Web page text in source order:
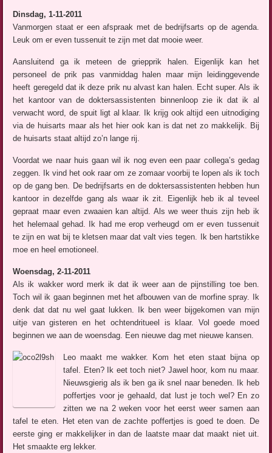
Dinsdag, 1-11-2011
Vanmorgen staat er een afspraak met de bedrijfsarts op de agenda.
Leuk om er even tussenuit te zijn met dat mooie weer.
Aansluitend ga ik meteen de griepprik halen. Eigenlijk kan het
personeel de prik pas vanmiddag halen maar mijn leidinggevende
heeft geregeld dat ik deze prik nu alvast kan halen. Echt super. Als ik
het kantoor van de doktersassistenten binnenloop zie ik dat ik al
verwacht word, de spuit ligt al klaar. Ik krijg ook altijd een uitnodiging
via de huisarts maar als het hier ook kan is dat net zo makkelijk. Bij
de huisarts staat altijd zo’n lange rij.
Voordat we naar huis gaan wil ik nog even een paar collega’s gedag
zeggen. Ik vind het ook raar om ze zomaar voorbij te lopen als ik toch
op de gang ben. De bedrijfsarts en de doktersassistenten hebben hun
kantoor in dezelfde gang als waar ik zit. Eigenlijk heb ik al teveel
gepraat maar even zwaaien kan altijd. Als we weer thuis zijn heb ik
het helemaal gehad. Ik had me erop verheugd om er even tussenuit
te zijn en wat bij te kletsen maar dat valt vies tegen. Ik ben hartstikke
moe en heel emotioneel.
Woensdag, 2-11-2011
Als ik wakker word merk ik dat ik weer aan de pijnstilling toe ben.
Toch wil ik gaan beginnen met het afbouwen van de morfine spray. Ik
denk dat dat nu wel gaat lukken. Ik ben weer bijgekomen van mijn
uitje van gisteren en het ochtendritueel is klaar. Vol goede moed
beginnen we aan de woensdag. Een nieuwe dag met nieuwe kansen.
Leo maakt me wakker. Kom het eten staat bijna op
tafel. Eten? Ik eet toch niet? Jawel hoor, kom nu maar.
Nieuwsgierig als ik ben ga ik snel naar beneden. Ik heb
poffertjes voor je gehaald, dat lust je toch wel? En zo
zitten we na 2 weken voor het eerst weer samen aan
tafel te eten. Het eten van de zachte poffertjes is goed te doen. De
eerste ging er makkelijker in dan de laatste maar dat maakt niet uit.
Het smaakte erg lekker.